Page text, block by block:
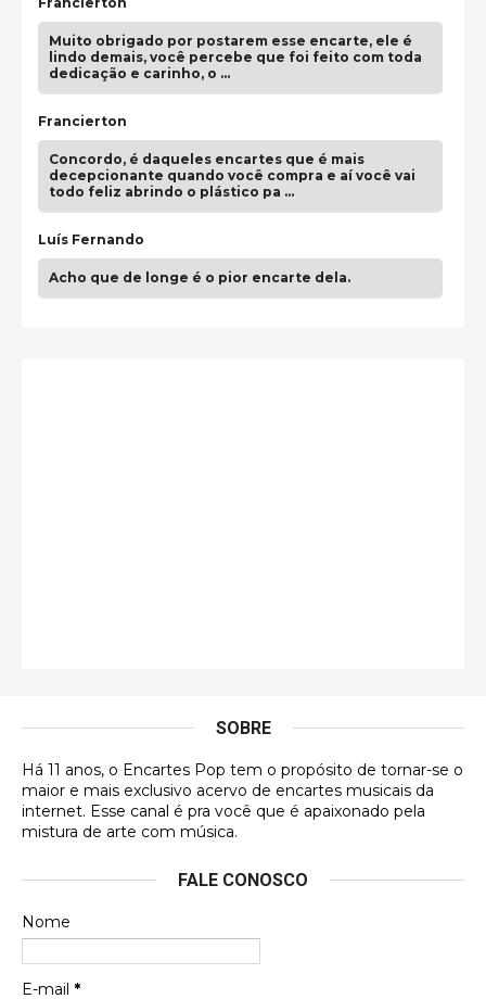
Muito obrigado por postarem esse encarte, ele é
lindo demais, você percebe que foi feito com toda
dedicação e carinho, o …
Francierton
Concordo, é daqueles encartes que é mais
decepcionante quando você compra e aí você vai
todo feliz abrindo o plástico pa …
Luís Fernando
Acho que de longe é o pior encarte dela.
DVD MIDINHO
Francierton
futuras aquisições, e olhando o encarte aqui, me
Francierton
Espero que tenham sentido minha falta, informo
SOBRE
Há 11 anos, o Encartes Pop tem o propósito de tornar-se o
maior e mais exclusivo acervo de encartes musicais da
internet. Esse canal é pra você que é apaixonado pela
mistura de arte com música.
FALE CONOSCO
Nome
E-mail *